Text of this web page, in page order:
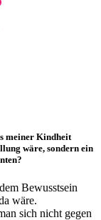
meiner Kindheit
wäre, sondern ein
Bewusstsein
wäre.
sich nicht gegen